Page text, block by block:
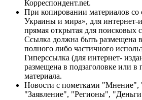
Корреспондент.net.
При копировании материалов
Украины и мира», для интернет-
прямая открытая для поисковых
Ссылка должна быть размещена
полного либо частичного
Гиперссылка (для интернет-
размещена в подзаголовке или в
материала.
Новости с пометками "Мнение",
"Заявление", "Регионы",